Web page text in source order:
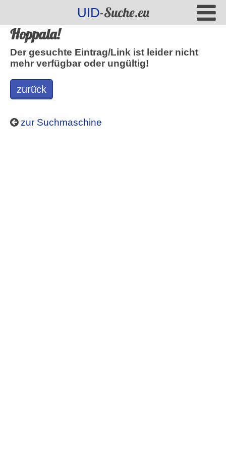
UID-Suche.eu
Hoppala!
Der gesuchte Eintrag/Link ist leider nicht
mehr verfügbar oder ungültig!
zurück
zur Suchmaschine